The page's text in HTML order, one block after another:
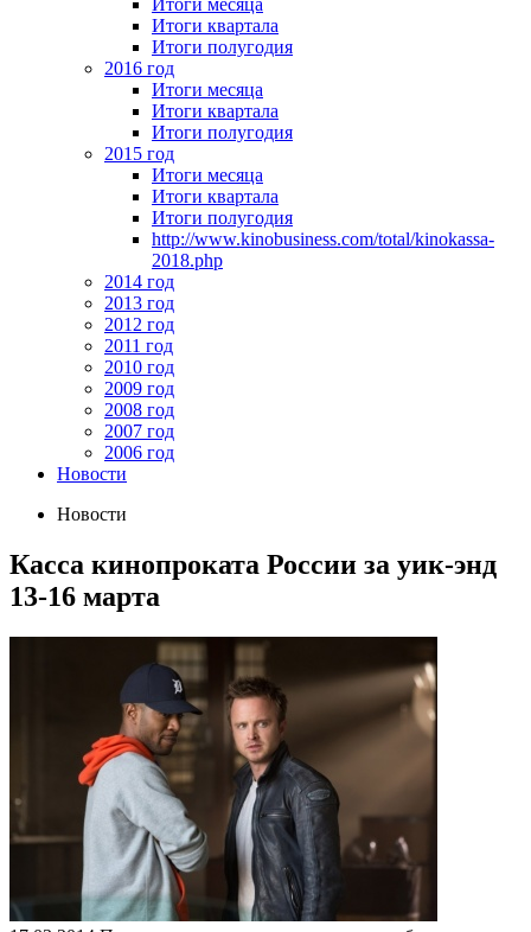
Итоги месяца
Итоги квартала
Итоги полугодия
2016 год
Итоги месяца
Итоги квартала
Итоги полугодия
2015 год
Итоги месяца
Итоги квартала
Итоги полугодия
http://www.kinobusiness.com/total/kinokassa-
2018.php
2014 год
2013 год
2012 год
2011 год
2010 год
2009 год
2008 год
2007 год
2006 год
Новости
Новости
Касса кинопроката России за уик-энд
13-16 марта